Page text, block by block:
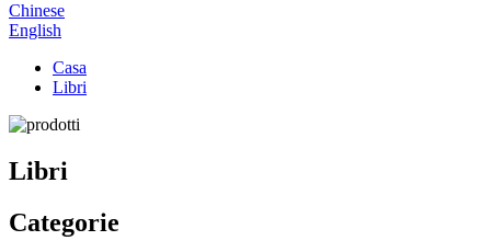
Chinese
English
Casa
Libri
Libri
Categorie